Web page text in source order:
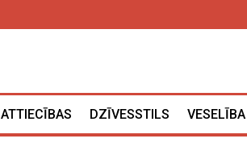
ATTIECĪBAS DZĪVESSTILS VESELĪBA